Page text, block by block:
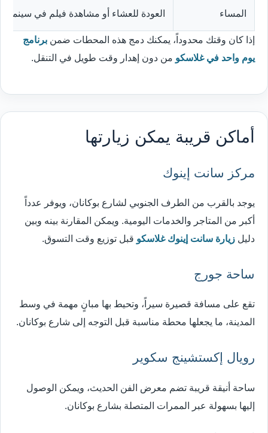
المساء العودة للعشاء أو مشاهدة فيلم في سينما
إذا كان وقتك محدوداً، يمكنك دمج هذه المحطات ضمن برنامج
يوم واحد في غلاسكو من دون إهدار وقت طويل في التنقل.
أماكن قريبة يمكن زيارتها
مركز سانت إينوك
يوجد بالقرب من الطرف الجنوبي لشارع بوكانان، ويوفر عدداً
أكبر من المتاجر والخدمات اليومية. ويمكن المقارنة بينه وبين
دليل زيارة سانت إينوك غلاسكو قبل توزيع وقت التسوق.
ساحة جورج
تقع على مسافة قصيرة سيراً، وتحيط بها مبانٍ مهمة في وسط
المدينة، ما يجعلها محطة مناسبة قبل التوجه إلى شارع بوكانان.
رويال إكستشينج سكوير
ساحة أنيقة قريبة تضم معرض الفن الحديث، ويمكن الوصول
إليها بسهولة عبر الممرات المتصلة بشارع بوكانان.